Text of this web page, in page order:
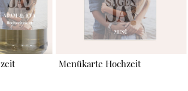
Menükarte Hochzeit